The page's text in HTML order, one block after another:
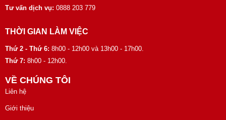
Tư vấn dịch vụ: 0888 203 779
THỜI GIAN LÀM VIỆC
Thứ 2 - Thứ 6: 8h00 - 12h00 và 13h00 - 17h00.
Thứ 7: 8h00 - 12h00.
VỀ CHÚNG TÔI
Liên hệ
Giới thiệu